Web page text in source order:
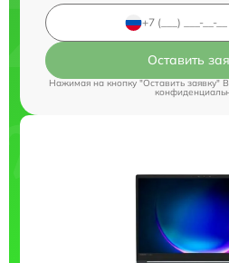
Оставить
Нажимая на кнопку "Оставить заявку"